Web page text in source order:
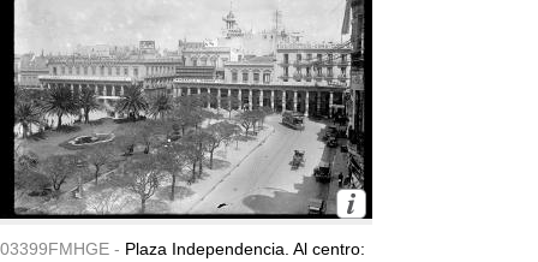
03399FMHGE - Plaza Independencia. Al centro: